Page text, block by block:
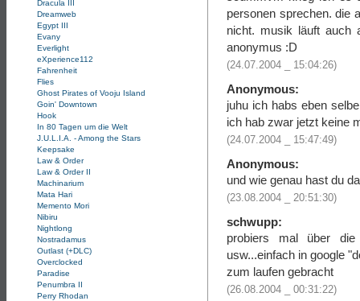
Dracula III
Dreamweb
Egypt III
Evany
Everlight
eXperience112
Fahrenheit
Flies
Ghost Pirates of Vooju Island
Goin' Downtown
Hook
In 80 Tagen um die Welt
J.U.L.I.A. - Among the Stars
Keepsake
Law & Order
Law & Order II
Machinarium
Mata Hari
Memento Mori
Nibiru
Nightlong
Nostradamus
Outlast (+DLC)
Overclocked
Paradise
Penumbra II
Perry Rhodan
personen sprechen. die
nicht. musik läuft auch
anonymus :D
(24.07.2004 _ 15:04:26)
Anonymous:
juhu ich habs eben
ich hab zwar jetzt keine
(24.07.2004 _ 15:47:49)
Anonymous:
und wie genau hast du
(23.08.2004 _ 20:51:30)
schwupp:
probiers mal über die
usw...einfach in google
zum laufen gebracht
(26.08.2004 _ 00:31:22)